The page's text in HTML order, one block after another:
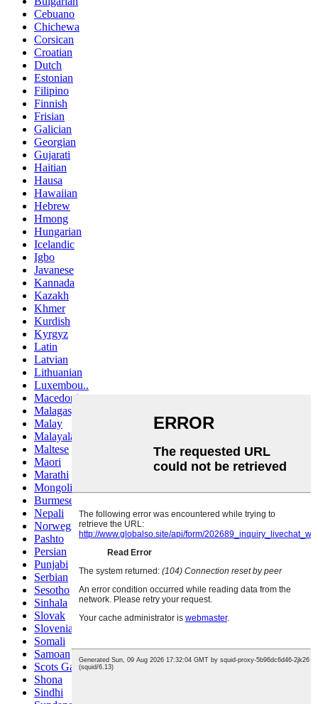
Cebuano
Chichewa
Corsican
Croatian
Dutch
Estonian
Filipino
Finnish
Frisian
Galician
Georgian
Gujarati
Haitian
Hausa
Hawaiian
Hebrew
Hmong
Hungarian
Icelandic
Igbo
Javanese
Kannada
Kazakh
Khmer
Kurdish
Kyrgyz
Latin
Latvian
Lithuanian
Luxembou..
Macedonian
Malagasy
Malay
Malayalam
Maltese
Maori
Marathi
Mongolian
Burmese
Nepali
Norwegian
Pashto
Persian
Punjabi
Serbian
Sesotho
Sinhala
Slovak
Slovenian
Somali
Samoan
Scots Gaelic
Shona
Sindhi